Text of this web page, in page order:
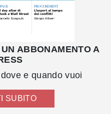
ABBONAMENTO A
e quando vuoi
SUBITO